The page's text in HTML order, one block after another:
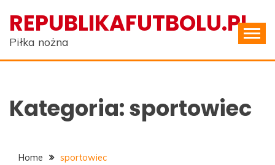
content
REPUBLIKAFUTBOLU.PL
Piłka nożna
Kategoria:sportowiec
Home sportowiec